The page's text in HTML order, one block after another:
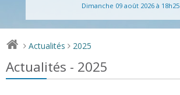
Dimanche 09 août 2026 à 18h25
> Actualités > 2025
Actualités - 2025